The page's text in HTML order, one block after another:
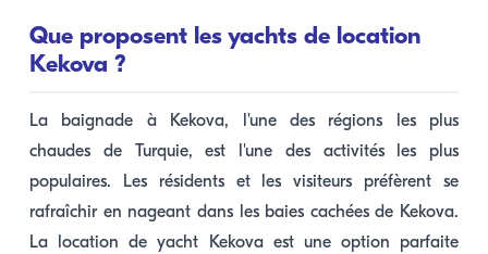
Que proposent les yachts de location
Kekova ?
La baignade à Kekova, l'une des régions les plus
chaudes de Turquie, est l'une des activités les plus
populaires. Les résidents et les visiteurs préfèrent se
rafraîchir en nageant dans les baies cachées de Kekova.
La location de yacht Kekova est une option parfaite